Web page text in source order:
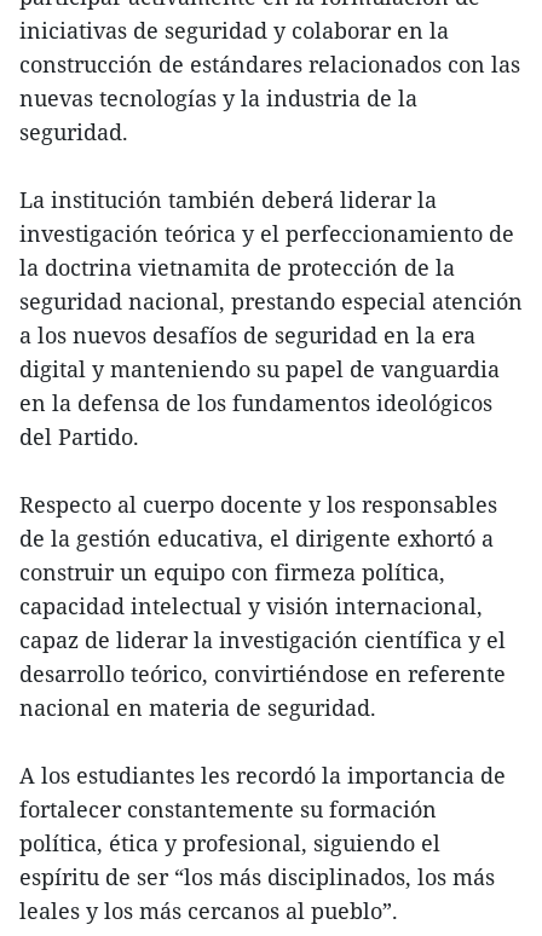
iniciativas de seguridad y colaborar en la
construcción de estándares relacionados con las
nuevas tecnologías y la industria de la
seguridad.
La institución también deberá liderar la
investigación teórica y el perfeccionamiento de
la doctrina vietnamita de protección de la
seguridad nacional, prestando especial atención
a los nuevos desafíos de seguridad en la era
digital y manteniendo su papel de vanguardia
en la defensa de los fundamentos ideológicos
del Partido.
Respecto al cuerpo docente y los responsables
de la gestión educativa, el dirigente exhortó a
construir un equipo con firmeza política,
capacidad intelectual y visión internacional,
capaz de liderar la investigación científica y el
desarrollo teórico, convirtiéndose en referente
nacional en materia de seguridad.
A los estudiantes les recordó la importancia de
fortalecer constantemente su formación
política, ética y profesional, siguiendo el
espíritu de ser “los más disciplinados, los más
leales y los más cercanos al pueblo”.